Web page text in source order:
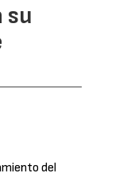
su
del